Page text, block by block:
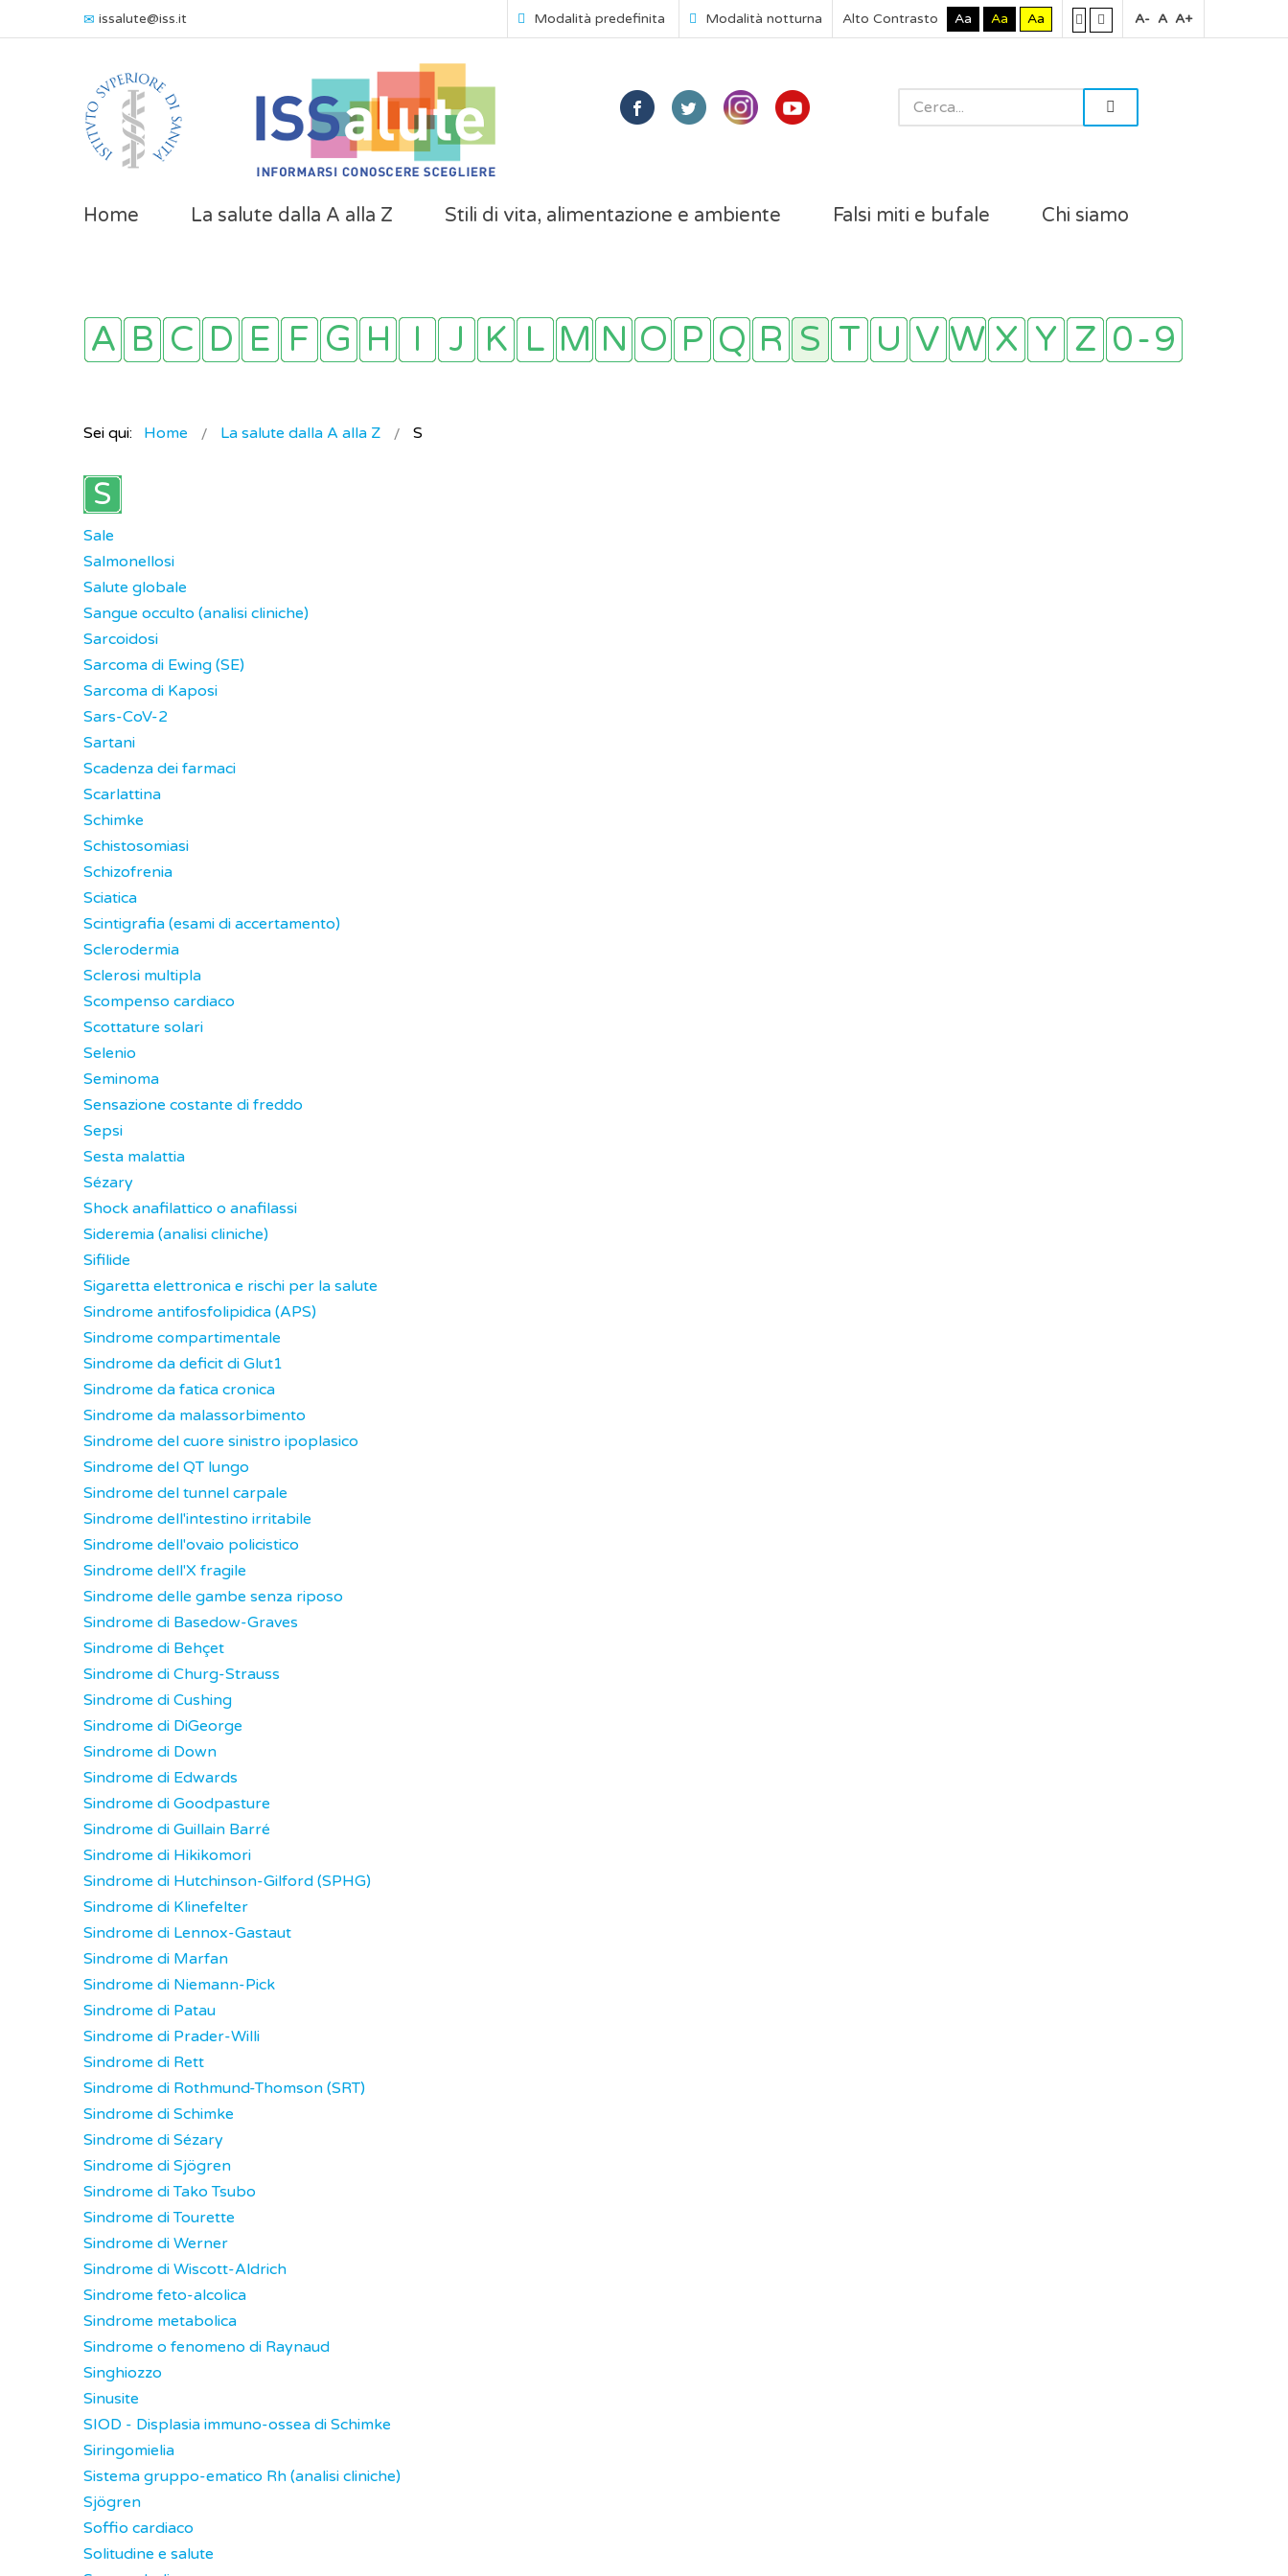
issalute@iss.it Modalità predefinita Modalità notturna Alto Contrasto Aa Aa Aa A- A A+
Home La salute dalla A alla Z Stili di vita, alimentazione e ambiente Falsi miti e bufale Chi siamo
Sei qui: Home La salute dalla A alla Z S
Sale
Salmonellosi
Salute globale
Sangue occulto (analisi cliniche)
Sarcoidosi
Sarcoma di Ewing (SE)
Sarcoma di Kaposi
Sars-CoV-2
Sartani
Scadenza dei farmaci
Scarlattina
Schimke
Schistosomiasi
Schizofrenia
Sciatica
Scintigrafia (esami di accertamento)
Sclerodermia
Sclerosi multipla
Scompenso cardiaco
Scottature solari
Selenio
Seminoma
Sensazione costante di freddo
Sepsi
Sesta malattia
Sézary
Shock anafilattico o anafilassi
Sideremia (analisi cliniche)
Sifilide
Sigaretta elettronica e rischi per la salute
Sindrome antifosfolipidica (APS)
Sindrome compartimentale
Sindrome da deficit di Glut1
Sindrome da fatica cronica
Sindrome da malassorbimento
Sindrome del cuore sinistro ipoplasico
Sindrome del QT lungo
Sindrome del tunnel carpale
Sindrome dell'intestino irritabile
Sindrome dell'ovaio policistico
Sindrome dell'X fragile
Sindrome delle gambe senza riposo
Sindrome di Basedow-Graves
Sindrome di Behçet
Sindrome di Churg-Strauss
Sindrome di Cushing
Sindrome di DiGeorge
Sindrome di Down
Sindrome di Edwards
Sindrome di Goodpasture
Sindrome di Guillain Barré
Sindrome di Hikikomori
Sindrome di Hutchinson-Gilford (SPHG)
Sindrome di Klinefelter
Sindrome di Lennox-Gastaut
Sindrome di Marfan
Sindrome di Niemann-Pick
Sindrome di Patau
Sindrome di Prader-Willi
Sindrome di Rett
Sindrome di Rothmund-Thomson (SRT)
Sindrome di Schimke
Sindrome di Sézary
Sindrome di Sjögren
Sindrome di Tako Tsubo
Sindrome di Tourette
Sindrome di Werner
Sindrome di Wiscott-Aldrich
Sindrome feto-alcolica
Sindrome metabolica
Sindrome o fenomeno di Raynaud
Singhiozzo
Sinusite
SIOD - Displasia immuno-ossea di Schimke
Siringomielia
Sistema gruppo-ematico Rh (analisi cliniche)
Sjögren
Soffio cardiaco
Solitudine e salute